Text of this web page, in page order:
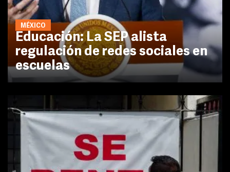
MÉXICO
Educación: La SEP alista
regulación de redes sociales en
escuelas